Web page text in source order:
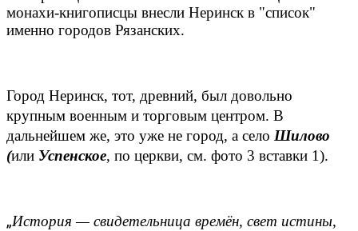
монахи-книгописцы внесли Неринск в "список"
именно городов Рязанских.
Город Неринск, тот, древний, был довольно
крупным военным и торговым центром. В
дальнейшем же, это уже не город, а село Шилово
(или Успенское, по церкви, см. фото 3 вставки 1).
„История — свидетельница времён, свет истины,